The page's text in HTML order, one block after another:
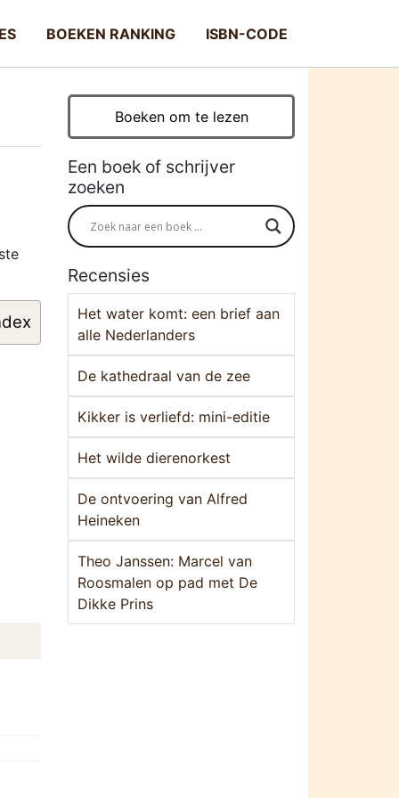
BOEKEN RANKING ISBN-CODE
Boeken om te lezen
Een boek of schrijver
zoeken
Recensies
Het water komt: een brief aan
alle Nederlanders
De kathedraal van de zee
Kikker is verliefd: mini-editie
Het wilde dierenorkest
De ontvoering van Alfred
Heineken
Theo Janssen: Marcel van
Roosmalen op pad met De
Dikke Prins